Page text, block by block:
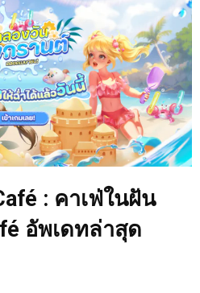
: คาเฟ่ในฝัน
อัพเดทล่าสุด